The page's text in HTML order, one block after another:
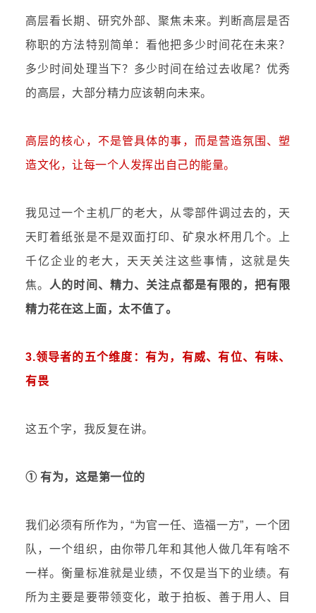
高层看长期、研究外部、聚焦未来。判断高层是否
称职的方法特别简单：看他把多少时间花在未来？
多少时间处理当下？多少时间在给过去收尾？优秀
的高层，大部分精力应该朝向未来。
高层的核心，不是管具体的事，而是营造氛围、塑
造文化，让每一个人发挥出自己的能量。
我见过一个主机厂的老大，从零部件调过去的，天
天盯着纸张是不是双面打印、矿泉水杯用几个。上
千亿企业的老大，天天关注这些事情，这就是失
焦。
人的时间、精力、关注点都是有限的，把有限
精力花在这上面，太不值了。
3.领导者的五个维度：有为，有威、有位、有味、
有畏
这五个字，我反复在讲。
① 有为，这是第一位的
我们必须有所作为，“为官一任、造福一方”，一个团
队，一个组织，由你带几年和其他人做几年有啥不
一样。衡量标准就是业绩，不仅是当下的业绩。有
所为主要是要带领变化，敢于拍板、善于用人、目